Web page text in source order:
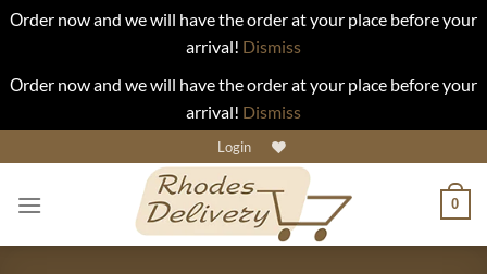
Οrder now and we will have the order at your place before your
arrival! Dismiss
Οrder now and we will have the order at your place before your
arrival! Dismiss
to
content
Login
0